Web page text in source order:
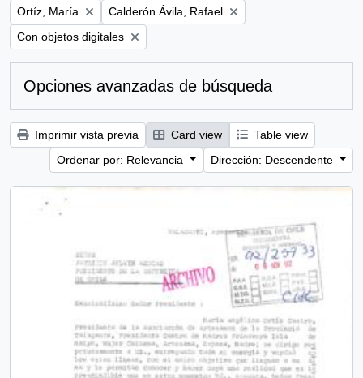
Remove filter:
Ortíz, María Remove filter:
Calderón Ávila, Rafael
Remove filter:
Con objetos digitales
Opciones avanzadas de búsqueda
Imprimir vista previa Card view
Table view
Ordenar por: Relevancia
Dirección: Descendente